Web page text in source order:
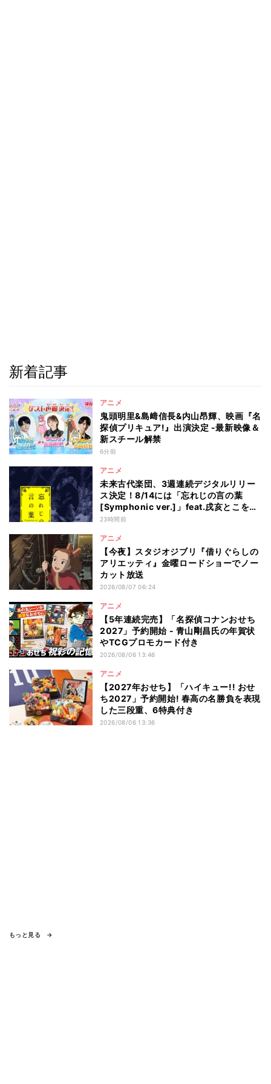
新着記事
アニメ
鬼頭明里&島﨑信長&内山昂輝、映画『名
探偵プリキュア!』出演決定 -最新映像＆
新スチール解禁
6分前
アニメ
未来古代楽団、3週連続デジタルリリー
ス決定！8/14には「忘れじの言の葉
[Symphonic ver.]」feat.戌亥とこを配
信
23時間前
アニメ
【今夜】スタジオジブリ『借りぐらしの
アリエッティ』金曜ロードショーでノー
カット放送
2026/08/07 06:24
アニメ
【5年連続完売】「名探偵コナンおせち
2027」予約開始 - 青山剛昌氏の年賀状
やTCGプロモカード付き
2026/08/06 13:46
アニメ
【2027年おせち】「ハイキュー!! おせ
ち2027」予約開始! 春高の名勝負を表現
した三段重、6特典付き
2026/08/06 13:36
もっと見る